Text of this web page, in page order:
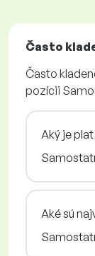
Často
Často
pozícii
Aký je
Aké sú